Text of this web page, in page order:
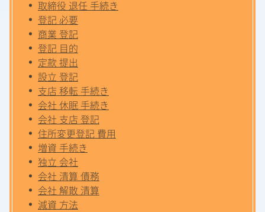
取締役 退任 手続き
登記 必要
商業 登記
登記 目的
定款 提出
設立 登記
支店 移転 手続き
会社 休眠 手続き
会社 支店 登記
住所変更登記 費用
増資 手続き
独立 会社
会社 清算 債務
会社 解散 清算
減資 方法